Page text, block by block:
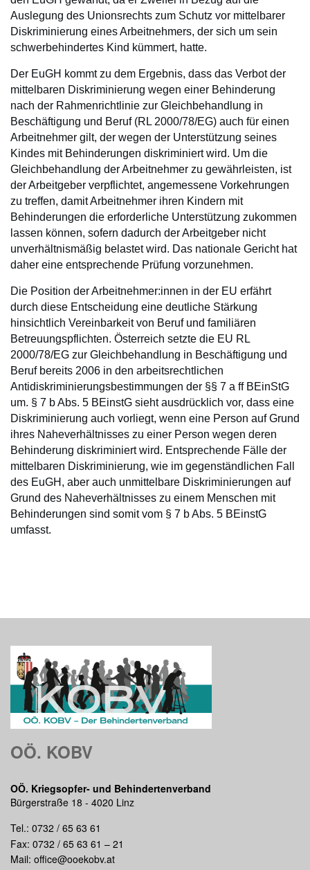
Auslegung des Unionsrechts zum Schutz vor mittelbarer
Diskriminierung eines Arbeitnehmers, der sich um sein
schwerbehindertes Kind kümmert, hatte.
Der EuGH kommt zu dem Ergebnis, dass das Verbot der
mittelbaren Diskriminierung wegen einer Behinderung
nach der Rahmenrichtlinie zur Gleichbehandlung in
Beschäftigung und Beruf (RL 2000/78/EG) auch für einen
Arbeitnehmer gilt, der wegen der Unterstützung seines
Kindes mit Behinderungen diskriminiert wird. Um die
Gleichbehandlung der Arbeitnehmer zu gewährleisten, ist
der Arbeitgeber verpflichtet, angemessene Vorkehrungen
zu treffen, damit Arbeitnehmer ihren Kindern mit
Behinderungen die erforderliche Unterstützung zukommen
lassen können, sofern dadurch der Arbeitgeber nicht
unverhältnismäßig belastet wird. Das nationale Gericht hat
daher eine entsprechende Prüfung vorzunehmen.
Die Position der Arbeitnehmer:innen in der EU erfährt
durch diese Entscheidung eine deutliche Stärkung
hinsichtlich Vereinbarkeit von Beruf und familiären
Betreuungspflichten. Österreich setzte die EU RL
2000/78/EG zur Gleichbehandlung in Beschäftigung und
Beruf bereits 2006 in den arbeitsrechtlichen
Antidiskriminierungsbestimmungen der §§ 7 a ff BEinStG
um. § 7 b Abs. 5 BEinstG sieht ausdrücklich vor, dass eine
Diskriminierung auch vorliegt, wenn eine Person auf Grund
ihres Naheverhältnisses zu einer Person wegen deren
Behinderung diskriminiert wird. Entsprechende Fälle der
mittelbaren Diskriminierung, wie im gegenständlichen Fall
des EuGH, aber auch unmittelbare Diskriminierungen auf
Grund des Naheverhältnisses zu einem Menschen mit
Behinderungen sind somit vom § 7 b Abs. 5 BEinstG
umfasst.
OÖ. KOBV
OÖ. Kriegsopfer- und Behindertenverband
Bürgerstraße 18 - 4020 Linz
Tel.: 0732 / 65 63 61
Fax: 0732 / 65 63 61 – 21
Mail: office@ooekobv.at